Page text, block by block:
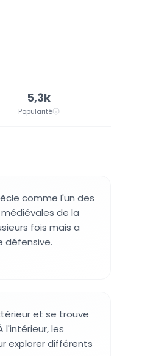
5,3k
Popularité
comme l'un des
de la
fois mais a
défensive.
et se trouve
l'intérieur, les
explorer différents